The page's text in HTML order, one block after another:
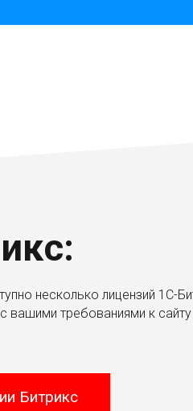
несколько лицензий 1С-
вашими требованиями к
Битрикс